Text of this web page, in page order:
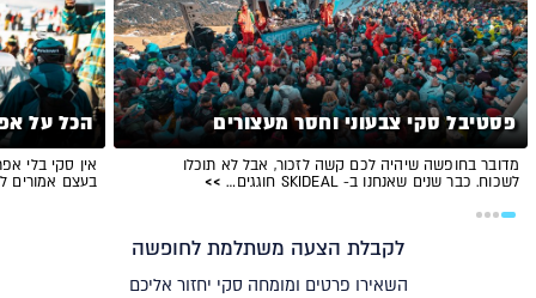
פסטיבל סקי צבעוני וחסר מעצורים
מדובר בחופשה שיהיה לכם קשה לזכור, אבל לא תוכלו
לשכוח. כבר שנים שאנחנו ב- SKIDEAL חוגגים…
>>
הכל על
אין סקי בלי
בעצם אמורים
לקבלת הצעה משתלמת לחופשה
השאירו פרטים ומומחה סקי יחזור אליכם